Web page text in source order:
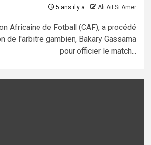
5 ans il y a Ali Ait Si Amer
Africaine de Fotball (CAF), a procédé
de l'arbitre gambien, Bakary Gassama
pour officier le match...